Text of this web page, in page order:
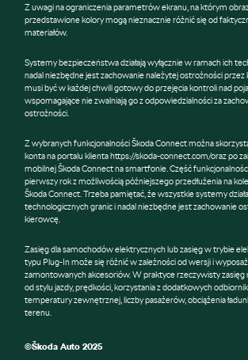
Z uwagi na ograniczenia parametrów ekranu, na którym
przedstawione kolory mogą nieznacznie różnić się od
materiałów.
Systemy bezpieczeństwa działają wyłącznie w ramach ich
nadal niezbędne jest zachowanie należytej ostrożności
musi być w każdej chwili gotowy do przejęcia kontroli nad
wspomagające nie zwalniają go z odpowiedzialności za
ostrożności.
Z wybranych funkcjonalności Škoda Connect można
konta na portalu klienta https://skoda-connect.com/oraz po
mobilnej Škoda Connect na smartfonie. Część
pierwszy rok z możliwością późniejszego przedłużenia na
Škoda Connect. Trzeba pamiętać, że wszystkie systemy
technologicznych granic i nadal niezbędne jest zachowanie
kierowcę.
Zasięg dla samochodów elektrycznych lub zasięg w trybie
typu Plug-In może się różnić w zależności od wersji i
zamontowanych akcesoriów. W praktyce rzeczywisty zasięg
od stylu jazdy, prędkości, korzystania z dodatkowych
temperatury zewnętrznej, liczby pasażerów, obciążenia
terenu.
©Škoda Auto 2025